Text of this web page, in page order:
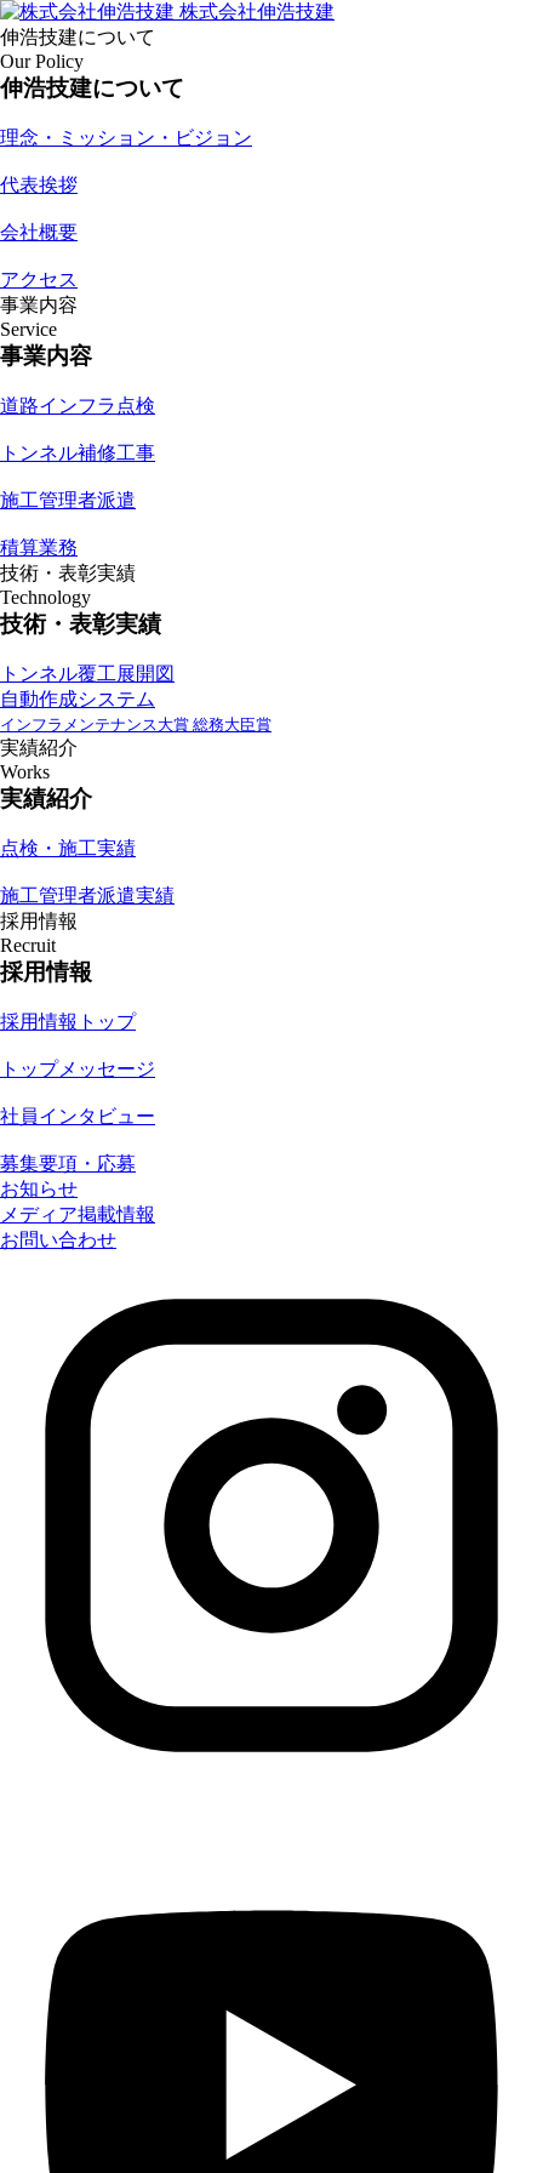
株式会社伸浩技建
伸浩技建について
Our Policy
伸浩技建について
理念・ミッション・ビジョン
代表挨拶
会社概要
アクセス
事業内容
Service
事業内容
道路インフラ点検
トンネル補修工事
施工管理者派遣
積算業務
技術・表彰実績
Technology
技術・表彰実績
トンネル覆工展開図
自動作成システム
インフラメンテナンス大賞 総務大臣賞
実績紹介
Works
実績紹介
点検・施工実績
施工管理者派遣実績
採用情報
Recruit
採用情報
採用情報トップ
トップメッセージ
社員インタビュー
募集要項・応募
お知らせ
メディア掲載情報
お問い合わせ